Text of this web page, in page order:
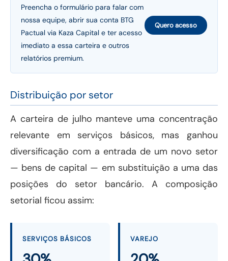
Preencha o formulário para falar com
nossa equipe, abrir sua conta BTG
Pactual via Kaza Capital e ter acesso
imediato a essa carteira e outros
relatórios premium.
Quero acesso
Distribuição por setor
A carteira de julho manteve uma concentração
relevante em serviços básicos, mas ganhou
diversificação com a entrada de um novo setor
— bens de capital — em substituição a uma das
posições do setor bancário. A composição
setorial ficou assim:
SERVIÇOS BÁSICOS VAREJO